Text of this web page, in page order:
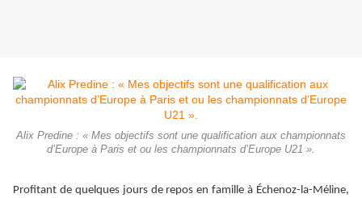
Alix Predine : « Mes objectifs sont une qualification aux championnats
d’Europe à Paris et ou les championnats d’Europe U21 ».
Profitant de quelques jours de repos en famille à Échenoz-la-Méline,